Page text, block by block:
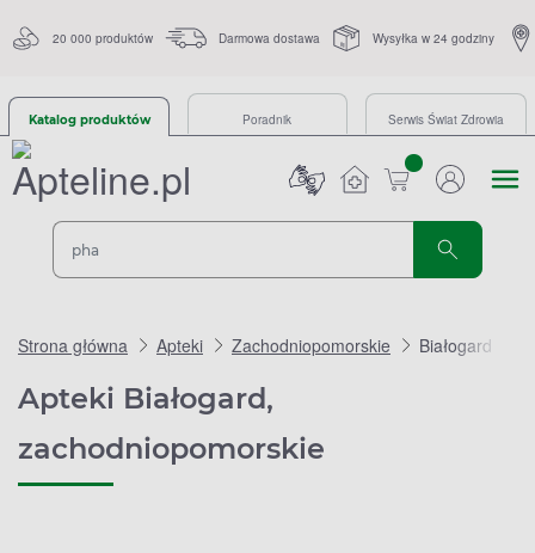
20 000 produktów Darmowa dostawa Wysyłka w 24 godziny
Katalog produktów Poradnik Serwis Świat Zdrowia
sztuk
Strona główna Apteki Zachodniopomorskie Białogard
Apteki Białogard,
zachodniopomorskie